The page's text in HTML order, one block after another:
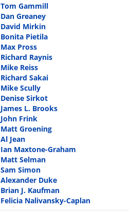
Tom Gammill
Dan Greaney
David Mirkin
Bonita Pietila
Max Pross
Richard Raynis
Mike Reiss
Richard Sakai
Mike Scully
Denise Sirkot
James L. Brooks
John Frink
Matt Groening
Al Jean
Ian Maxtone-Graham
Matt Selman
Sam Simon
Alexander Duke
Brian J. Kaufman
Felicia Nalivansky-Caplan